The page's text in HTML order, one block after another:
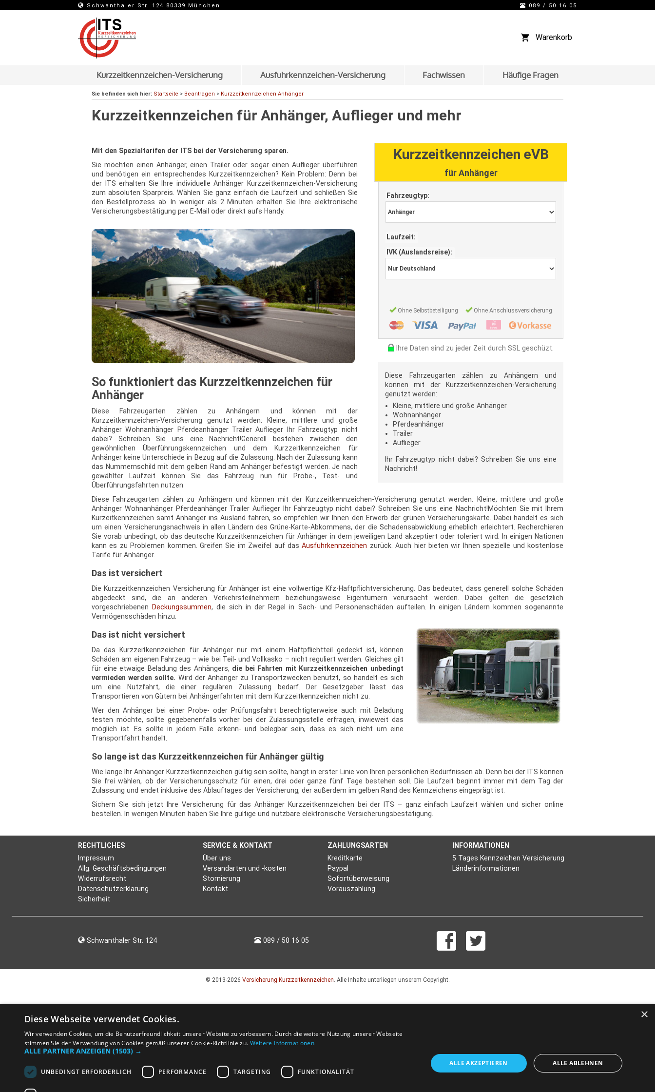
Schwanthaler Str. 124 80339 München 089 / 50 16 05
Warenkorb
Kurzzeitkennzeichen-Versicherung Ausfuhrkennzeichen-Versicherung Fachwissen Häufige Fragen
Sie befinden sich hier: Startseite > Beantragen > Kurzzeitkennzeichen Anhänger
Kurzzeitkennzeichen für Anhänger, Auflieger und mehr
Kurzzeitkennzeichen eVB
für Anhänger
Fahrzeugtyp:
Laufzeit:
IVK (Auslandsreise):
Ohne Selbstbeteiligung Ohne Anschlussversicherung
Ihre Daten sind zu jeder Zeit durch SSL geschüzt.
Diese Fahrzeugarten zählen zu Anhängern und
können mit der Kurzzeitkennzeichen-Versicherung
genutzt werden:
Kleine, mittlere und große Anhänger
Wohnanhänger
Pferdeanhänger
Trailer
Auflieger
Ihr Fahrzeugtyp nicht dabei? Schreiben Sie uns eine
Nachricht!
Mit den Spezialtarifen der ITS bei der Versicherung sparen.
Sie möchten einen Anhänger, einen Trailer oder sogar einen Auflieger überführen
und benötigen ein entsprechendes Kurzzeitkennzeichen? Kein Problem: Denn bei
der ITS erhalten Sie Ihre individuelle Anhänger Kurzzeitkennzeichen-Versicherung
zum absoluten Sparpreis. Wählen Sie ganz einfach die Laufzeit und schließen Sie
den Bestellprozess ab. In weniger als 2 Minuten erhalten Sie Ihre elektronische
Versicherungsbestätigung per E-Mail oder direkt aufs Handy.
So funktioniert das Kurzzeitkennzeichen für
Anhänger
Diese Fahrzeugarten zählen zu Anhängern und können mit der
Kurzzeitkennzeichen-Versicherung genutzt werden: Kleine, mittlere und große
Anhänger Wohnanhänger Pferdeanhänger Trailer Auflieger Ihr Fahrzeugtyp nicht
dabei? Schreiben Sie uns eine Nachricht!Generell bestehen zwischen den
gewöhnlichen Überführungskennzeichen und dem Kurzzeitkennzeichen für
Anhänger keine Unterschiede in Bezug auf die Zulassung. Nach der Zulassung kann
das Nummernschild mit dem gelben Rand am Anhänger befestigt werden. Je nach
gewählter Laufzeit können Sie das Fahrzeug nun für Probe-, Test- und
Überführungsfahrten nutzen
Diese Fahrzeugarten zählen zu Anhängern und können mit der Kurzzeitkennzeichen-Versicherung genutzt werden: Kleine, mittlere und große
Anhänger Wohnanhänger Pferdeanhänger Trailer Auflieger Ihr Fahrzeugtyp nicht dabei? Schreiben Sie uns eine Nachricht!Möchten Sie mit Ihrem
Kurzeitkennzeichen samt Anhänger ins Ausland fahren, so empfehlen wir Ihnen den Erwerb der grünen Versicherungskarte. Dabei handelt es sich
um einen Versicherungsnachweis in allen Ländern des Grüne-Karte-Abkommens, der die Schadensabwicklung erheblich erleichtert. Recherchieren
Sie vorab unbedingt, ob das deutsche Kurzzeitkennzeichen für Anhänger in dem jeweiligen Land akzeptiert oder toleriert wird. In einigen Nationen
kann es zu Problemen kommen. Greifen Sie im Zweifel auf dasAusfuhrkennzeichen zurück. Auch hier bieten wir Ihnen spezielle und kostenlose
Tarife für Anhänger.
Das ist versichert
Die Kurzzeitkennzeichen Versicherung für Anhänger ist eine vollwertige Kfz-Haftpflichtversicherung. Das bedeutet, dass generell solche Schäden
abgedeckt sind, die an anderen Verkehrsteilnehmern beziehungsweise Eigentümern verursacht werden. Dabei gelten die gesetzlich
vorgeschriebenen
Deckungssummen, die sich in der Regel in Sach- und Personenschäden aufteilen. In einigen Ländern kommen sogenannte
Vermögensschäden hinzu.
Das ist nicht versichert
Da das Kurzzeitkennzeichen für Anhänger nur mit einem Haftpflichtteil gedeckt ist, können
Schäden am eigenen Fahrzeug – wie bei Teil- und Vollkasko – nicht reguliert werden. Gleiches gilt
für eine etwaige Beladung des Anhängers, die bei Fahrten mit Kurzzeitkennzeichen unbedingt
vermieden werden sollte. Wird der Anhänger zu Transportzwecken benutzt, so handelt es sich
um eine Nutzfahrt, die einer regulären Zulassung bedarf. Der Gesetzgeber lässt das
Transportieren von Gütern bei Anhängerfahrten mit dem Kurzzeitkennzeichen nicht zu.
Wer den Anhänger bei einer Probe- oder Prüfungsfahrt berechtigterweise auch mit Beladung
testen möchte, sollte gegebenenfalls vorher bei der Zulassungsstelle erfragen, inwieweit das
möglich ist. Es sollte in jedem Falle erkenn- und belegbar sein, dass es sich nicht um eine
Transportfahrt handelt.
So lange ist das Kurzzeitkennzeichen für Anhänger gültig
Wie lange Ihr Anhänger Kurzzeitkennzeichen gültig sein sollte, hängt in erster Linie von Ihren persönlichen Bedürfnissen ab. Denn bei der ITS können
Sie frei wählen, ob der Versicherungsschutz für einen, drei oder ganze fünf Tage bestehen soll. Die Laufzeit beginnt immer mit dem Tag der
Zulassung und endet inklusive des Ablauftages der Versicherung, der außerdem im gelben Rand des Kennzeichens eingeprägt ist.
Sichern Sie sich jetzt Ihre Versicherung für das Anhänger Kurzzeitkennzeichen bei der ITS – ganz einfach Laufzeit wählen und sicher online
bestellen. In wenigen Minuten haben Sie Ihre gültige und nutzbare elektronische Versicherungsbestätigung.
RECHTLICHES
Impressum
Allg. Geschäftsbedingungen
Widerrufsrecht
Datenschutzerklärung
Sicherheit
SERVICE & KONTAKT
Über uns
Versandarten und -kosten
Stornierung
Kontakt
ZAHLUNGSARTEN
Kreditkarte
Paypal
Sofortüberweisung
Vorauszahlung
INFORMATIONEN
5 Tages Kennzeichen Versicherung
Länderinformationen
Schwanthaler Str. 124 089 / 50 16 05
© 2013-2026 Versicherung Kurzzeitkennzeichen . Alle Inhalte unterliegen unserem Copyright.
×
Diese Webseite verwendet Cookies.
Wir verwenden Cookies, um die Benutzerfreundlichkeit unserer Website zu verbessern. Durch die weitere Nutzung unserer Webseite
stimmen Sie der Verwendung von Cookies gemäß unserer Cookie-Richtlinie zu. Weitere Informationen
ALLE PARTNER ANZEIGEN (1503) →
UNBEDINGT ERFORDERLICH PERFORMANCE TARGETING FUNKTIONALITÄT
ALLE AKZEPTIEREN ALLE ABLEHNEN